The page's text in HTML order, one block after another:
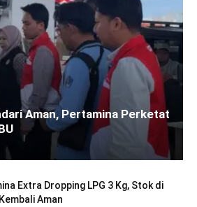
Aman, Pertamina Perketat
Extra Dropping LPG 3 Kg, Stok di
Aman